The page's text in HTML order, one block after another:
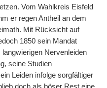
Vom Wahlkreis Eisfeld
er regen Antheil an dem
Mit Rücksicht auf
1850 sein Mandat
Nervenleiden
seine Studien
Leiden infolge sorgfältiger